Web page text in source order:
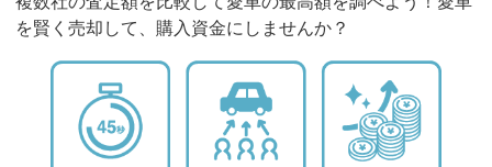
を賢く売却して、購入資金にしませんか？